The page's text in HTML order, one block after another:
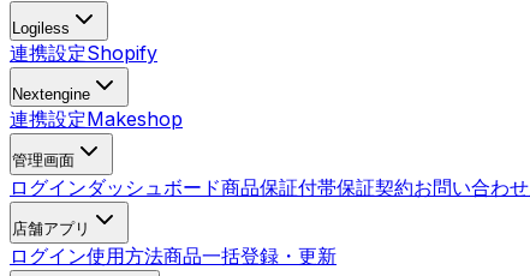
Logiless
連携設定Shopify
Nextengine
連携設定Makeshop
管理画面
ログインダッシュボード商品保証付帯保証契約お問い合わせ
店舗アプリ
ログイン使用方法商品一括登録・更新